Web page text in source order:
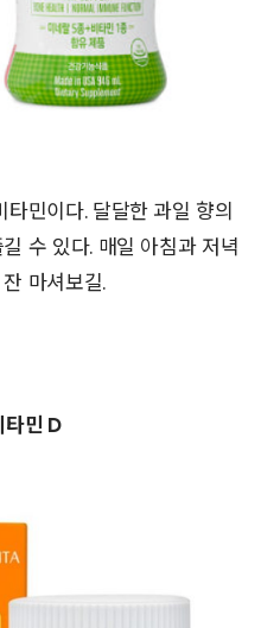
민이다. 달달한 과일 향의
수 있다. 매일 아침과 저녁
마셔보길.
타민 D